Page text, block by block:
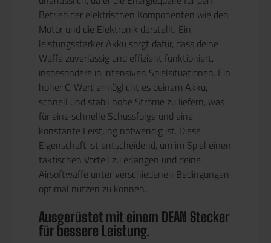
Betrieb der elektrischen Komponenten wie den
Motor und die Elektronik darstellt. Ein
leistungsstarker Akku sorgt dafür, dass deine
Waffe zuverlässig und effizient funktioniert,
insbesondere in intensiven Spielsituationen. Ein
hoher C-Wert ermöglicht es deinem Akku,
schnell und stabil hohe Ströme zu liefern, was
für eine schnelle Schussfolge und eine
konstante Leistung notwendig ist. Diese
Eigenschaft ist entscheidend, um im Spiel einen
taktischen Vorteil zu erlangen und deine
Airsoftwaffe unter verschiedenen Bedingungen
optimal nutzen zu können.
Ausgerüstet mit einem DEAN Stecker
für bessere Leistung.